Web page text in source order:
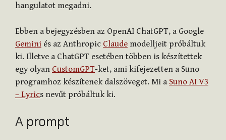
hangulatot megadni.
Ebben a bejegyzésben az OpenAI ChatGPT, a Google
Gemini és az Anthropic Claude modelljeit próbáltuk
ki. Illetve a ChatGPT esetében többen is készítettek
egy olyan CustomGPT-ket, ami kifejezetten a Suno
programhoz készítenek dalszöveget. Mi a Suno AI V3
– Lyrics nevűt próbáltuk ki.
A prompt